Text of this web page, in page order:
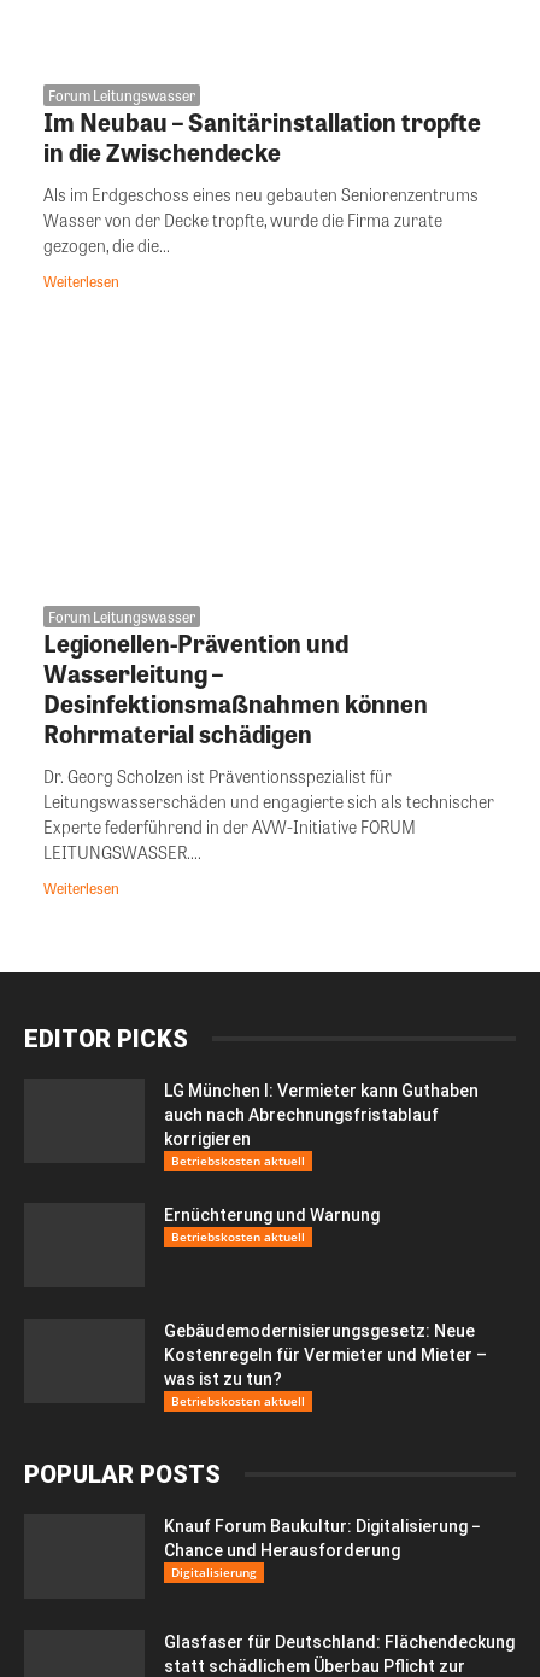
Forum Leitungswasser
Im Neubau – Sanitärinstallation tropfte
in die Zwischendecke
Als im Erdgeschoss eines neu gebauten Seniorenzentrums
Wasser von der Decke tropfte, wurde die Firma zurate
gezogen, die die...
Weiterlesen
Forum Leitungswasser
Legionellen-Prävention und
Wasserleitung –
Desinfektionsmaßnahmen können
Rohrmaterial schädigen
Dr. Georg Scholzen ist Präventionsspezialist für
Leitungswasserschäden und engagierte sich als technischer
Experte federführend in der AVW-Initiative FORUM
LEITUNGSWASSER....
Weiterlesen
EDITOR PICKS
LG München I: Vermieter kann Guthaben
auch nach Abrechnungsfristablauf
korrigieren
Betriebskosten aktuell
Ernüchterung und Warnung
Betriebskosten aktuell
Gebäudemodernisierungsgesetz: Neue
Kostenregeln für Vermieter und Mieter –
was ist zu tun?
Betriebskosten aktuell
POPULAR POSTS
Knauf Forum Baukultur: Digitalisierung −
Chance und Herausforderung
Digitalisierung
Glasfaser für Deutschland: Flächendeckung
statt schädlichem Überbau Pflicht zur